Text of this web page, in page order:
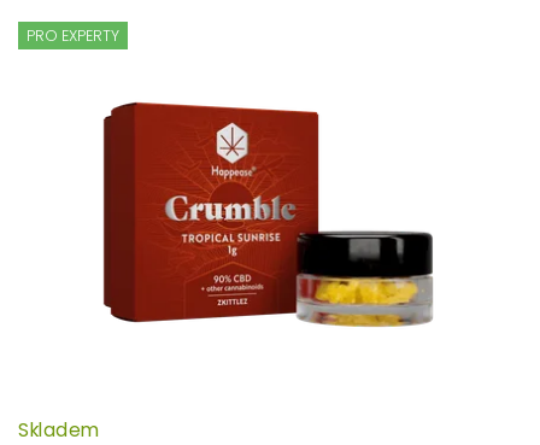
PRO EXPERTY
Skladem